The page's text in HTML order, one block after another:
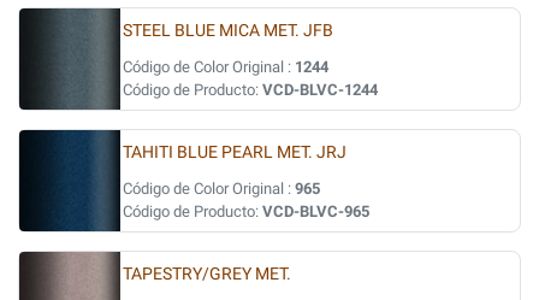
STEEL BLUE MICA MET. JFB
Código de Color Original : 1244
Código de Producto: VCD-BLVC-1244
TAHITI BLUE PEARL MET. JRJ
Código de Color Original : 965
Código de Producto: VCD-BLVC-965
TAPESTRY/GREY MET.